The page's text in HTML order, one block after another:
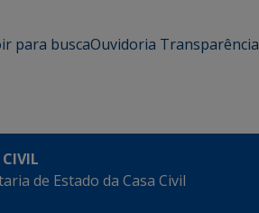
ir para buscaOuvidoria Transparência
de Estado da Casa Civil